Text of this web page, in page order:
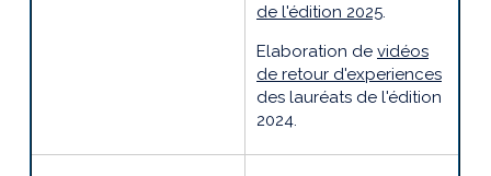
de l'édition 2025.
Elaboration de vidéos
de retour d'experiences
des lauréats de l'édition
2024.